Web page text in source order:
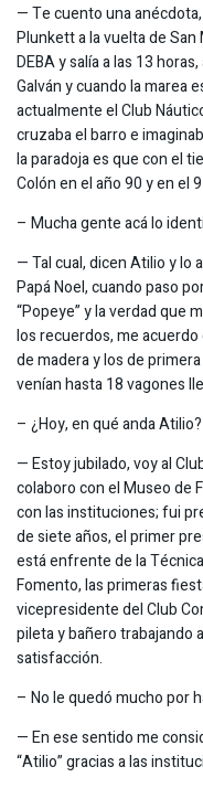
— Te cuento una
Plunkett a la vuelta de San
DEBA y salía a las 13
Galván y cuando la marea
actualmente el Club
cruzaba el barro e
la paradoja es que con el
Colón en el año 90 y en el
– Mucha gente acá lo
— Tal cual, dicen Atilio y lo
Papá Noel, cuando paso
“Popeye” y la verdad que
los recuerdos, me
de madera y los de
venían hasta 18 vagones
– ¿Hoy, en qué anda Atilio?
— Estoy jubilado, voy al
colaboro con el Museo de
con las instituciones; fui
de siete años, el primer
está enfrente de la
Fomento, las primeras
vicepresidente del Club
pileta y bañero trabajando
satisfacción.
– No le quedó mucho por
— En ese sentido me
“Atilio” gracias a las